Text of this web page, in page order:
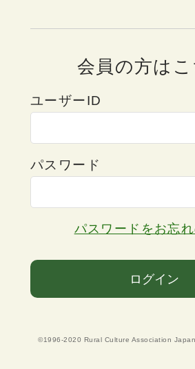
会員の方はこ
ユーザーID
パスワード
パスワードをお忘れ
ログイン
©1996-2020 Rural Culture Association